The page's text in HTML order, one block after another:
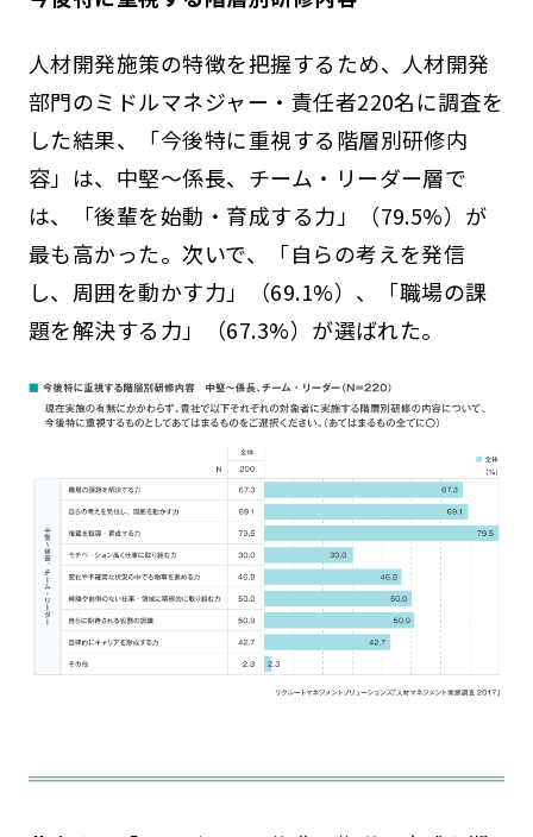
人材開発施策の特徴を把握するため、人材開発
部門のミドルマネジャー・責任者220名に調査を
した結果、「今後特に重視する階層別研修内
容」は、中堅～係長、チーム・リーダー層で
は、「後輩を始動・育成する力」（79.5%）が
最も高かった。次いで、「自らの考えを発信
し、周囲を動かす力」（69.1%）、「職場の課
題を解決する力」（67.3%）が選ばれた。